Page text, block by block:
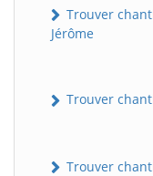
Trouver
Jérôme
Trouver
Trouver